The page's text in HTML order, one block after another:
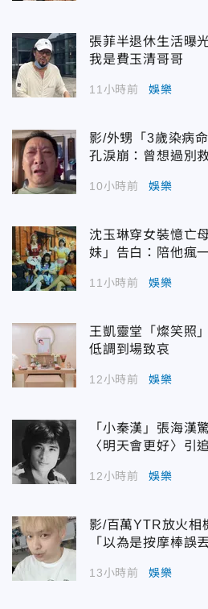
張菲半退休生活曝
我是費玉清哥哥
11小時前 娛樂
影/外甥「3歲染病
孔淚崩：曾想過別
10小時前 娛樂
沈玉琳穿女裝憶亡
妹」告白：陪他瘋
11小時前 娛樂
王凱靈堂「燦笑照
低調到場致哀
12小時前 娛樂
「小秦漢」張海
〈明天會更好〉引
12小時前 娛樂
影/百萬YTR放火相
「以為是按摩棒誤
13小時前 娛樂